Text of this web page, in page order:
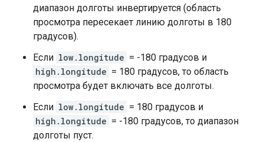
диапазон долготы инвертируется (область
просмотра пересекает линию долготы в 180
градусов).
Если low.longitude = -180 градусов и
high.longitude = 180 градусов, то область
просмотра будет включать все долготы.
Если low.longitude = 180 градусов и
high.longitude = -180 градусов, то диапазон
долготы пуст.